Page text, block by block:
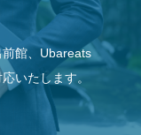
館、Ubareats
いたします。